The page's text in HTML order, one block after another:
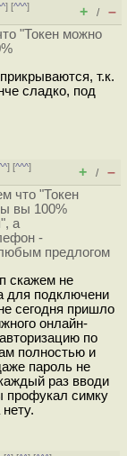
] [^^^]
+ / –
"Токен можно
т.к.
сладко, под
] [^^^]
+ / –
что "Токен
вы 100%
а
-
предлогом
скажем не
для подключени
сегодня пришло
онлайн-
по
полностью и
пароль не
раз вводи
профукал симку